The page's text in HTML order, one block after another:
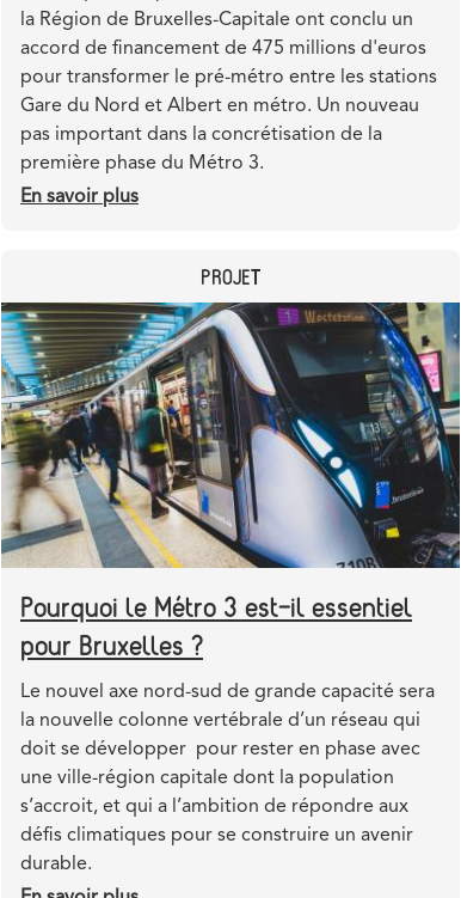
la Région de Bruxelles-Capitale ont conclu un
accord de financement de 475 millions d'euros
pour transformer le pré-métro entre les stations
Gare du Nord et Albert en métro. Un nouveau
pas important dans la concrétisation de la
première phase du Métro 3.
En savoir plus
475
millions
pour
la
conversion
du
pré-
métro
PROJET
Header
image
Image
Pourquoi le Métro 3 est-il essentiel
pour Bruxelles ?
Teaser
Le nouvel axe nord-sud de grande capacité sera
la nouvelle colonne vertébrale d’un réseau qui
doit se développer pour rester en phase avec
une ville-région capitale dont la population
s’accroit, et qui a l’ambition de répondre aux
défis climatiques pour se construire un avenir
durable.